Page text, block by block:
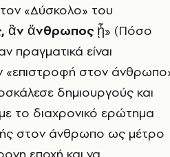
«Δύσκολο» του
ἂν ἄνθρωπος ᾖ» (Πόσο
είναι
«επιστροφή στον
δημιουργούς και
το διαχρονικό ερώτημα
στον άνθρωπο ως μέτρο
εποχή και να